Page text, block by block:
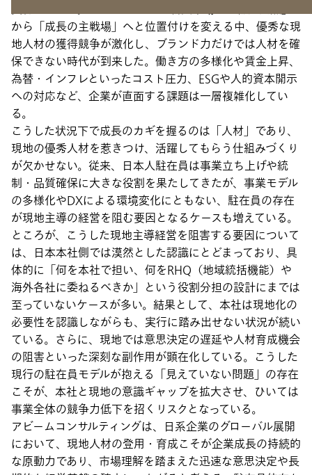
変化している。ASEANをはじめ新興市場が「補完拠点」
から「成長の主戦場」へと位置付けを変える中、優秀な現
地人材の獲得競争が激化し、ブランド力だけでは人材を確
保できない時代が到来した。働き方の多様化や賃金上昇、
為替・インフレといったコスト圧力、ESGや人的資本開示
への対応など、企業が直面する課題は一層複雑化してい
る。
こうした状況下で成長のカギを握るのは「人材」であり、
現地の優秀人材を惹きつけ、活躍してもらう仕組みづくり
が欠かせない。従来、日本人駐在員は事業立ち上げや統
制・品質確保に大きな役割を果たしてきたが、事業モデル
の多様化やDXによる環境変化にともない、駐在員の存在
が現地主導の経営を阻む要因となるケースも増えている。
ところが、こうした現地主導経営を阻害する要因について
は、日本本社側では漠然とした認識にとどまっており、具
体的に「何を本社で担い、何をRHQ（地域統括機能）や
海外各社に委ねるべきか」という役割分担の設計にまでは
至っていないケースが多い。結果として、本社は現地化の
必要性を認識しながらも、実行に踏み出せない状況が続い
ている。さらに、現地では意思決定の遅延や人材育成機会
の阻害といった深刻な副作用が顕在化している。こうした
現行の駐在員モデルが抱える「見えていない問題」の存在
こそが、本社と現地の意識ギャップを拡大させ、ひいては
事業全体の競争力低下を招くリスクとなっている。
アビームコンサルティングは、日系企業のグローバル展開
において、現地人材の登用・育成こそが企業成長の持続的
な原動力であり、市場理解を踏まえた迅速な意思決定や長